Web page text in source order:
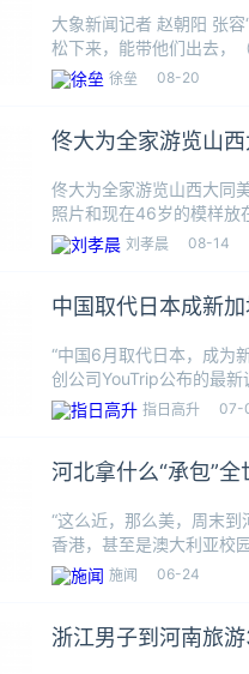
大象新闻记者 赵朝阳 张
松下来，能带他们出去，
称带村里4
徐垒 08-20
佟大为全家游览山
佟大为全家游览山西大同
照片和现在46岁的模样放
一台时光机。
刘孝晨 08-14
中国取代日本成新
“中国6月取代日本，成为
创公司YouTrip公布的最
益增强
指日高升 07-
河北拿什么“承包”全
“这么近，那么美，周末
香港，甚至是澳大利亚校
界各地打卡。
施闻 06-24
浙江男子到河南旅